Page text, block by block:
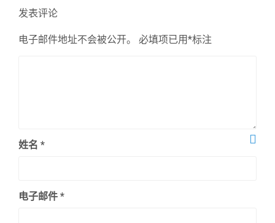
章：
发表评论
电子邮件地址不会被公开。 必填项已用*标注
姓名 *
电子邮件 *